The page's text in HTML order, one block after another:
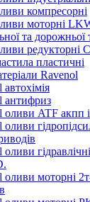
компресорні
моторні
та дорожньої
редукторні
пластичні
Ravenol
антифриз
оливи ATF акпп
оливи
оливи
оливи моторні